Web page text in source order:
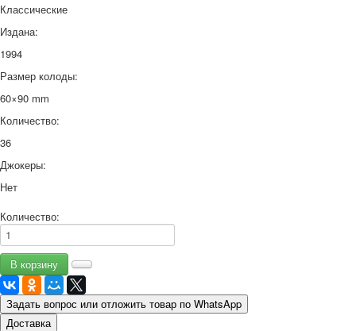
Классические
Издана:
1994
Размер колоды:
60×90 mm
Количество:
36
Джокеры:
Нет
Количество:
Задать вопрос или отложить товар по WhatsApp
Доставка